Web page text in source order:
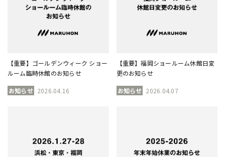
【重要】ゴールデンウィーク ショー
ルーム臨時休館のお知らせ
お知らせ 2026.04.16
【重要】福岡ショールーム休館日変
更のお知らせ
お知らせ 2026.04.07